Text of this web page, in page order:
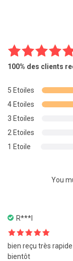
Noté4.67
basé sur
9
notations
client
100% des clients
5 Etoiles
4 Etoiles
3 Etoiles
2 Etoiles
1 Etoile
You
R***l
Note
sur
5
bien reçu très
bientôt